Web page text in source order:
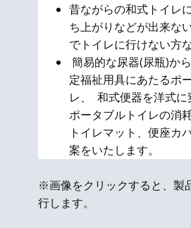
昔ながらの和式​トイレ
ち上がりなどが出来な
でトイレに行けない方
簡易的な尿器(尿瓶)か
定福祉用具にあたるポ
レ、 和式便器を洋式に
ポータブルトイレの消
トイレマット、便座カ
案をいたします。
※画像をクリックすると、製
行します。